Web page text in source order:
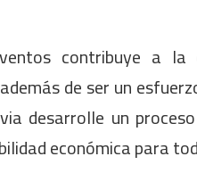
contribuye a la
de ser un
desarrolle un
económica para